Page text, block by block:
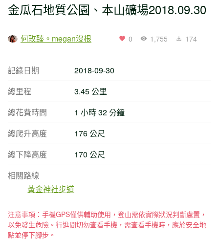
金瓜石地質公園、本山礦場2018.09.30
何玫臻。megan沒根 0 1,755 174
記錄日期
2018-09-30
總里程
3.45 公里
總花費時間
1 小時 32 分鐘
總爬升高度
176 公尺
總下降高度
170 公尺
相關路線
黃金神社步道
注意事項：手機GPS僅供輔助使用，登山需依實際狀況判斷處置，
以免發生危險。行進間切勿查看手機，需查看手機時，應於安全地
點並停下腳步。